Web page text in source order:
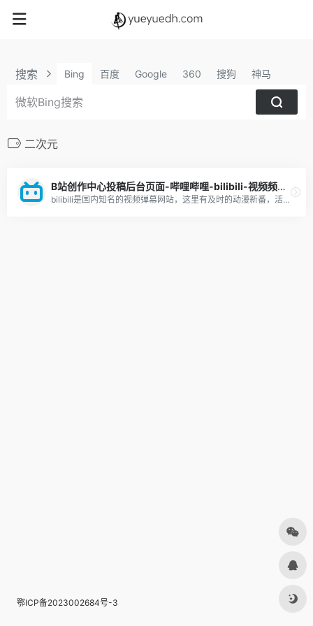
搜索 Bing 百度 Google 360 搜狗 神马
二次元
B站创作中心投稿后台页面-哔哩哔哩-bilibili-视频频道介绍-优缺点分析-新手攻略
bilibili是国内知名的视频弹幕网站，这里有及时的动漫新番，活跃的ACG氛围，有创意的Up主。大家可以在这里找到许多欢乐。
鄂ICP备2023002684号-3